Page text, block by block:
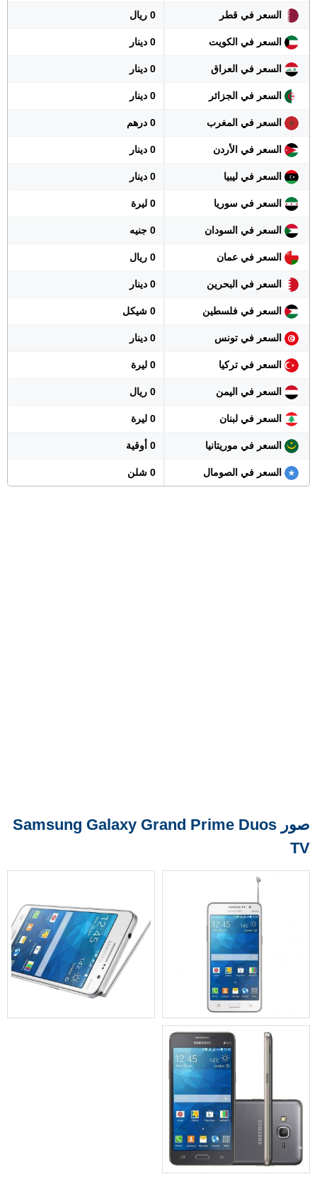
السعر في قطر 0 ريال
السعر في الكويت 0 دينار
السعر في العراق 0 دينار
السعر في الجزائر 0 دينار
السعر في المغرب 0 درهم
السعر في الأردن 0 دينار
السعر في ليبيا 0 دينار
السعر في سوريا 0 ليرة
السعر في السودان 0 جنيه
السعر في عمان 0 ريال
السعر في البحرين 0 دينار
السعر في فلسطين 0 شيكل
السعر في تونس 0 دينار
السعر في تركيا 0 ليرة
السعر في اليمن 0 ريال
السعر في لبنان 0 ليرة
السعر في موريتانيا 0 أوقية
السعر في الصومال 0 شلن
صور Samsung Galaxy Grand Prime Duos
TV